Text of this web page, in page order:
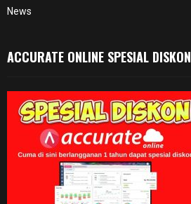
News
ACCURATE ONLINE SPESIAL DISKON